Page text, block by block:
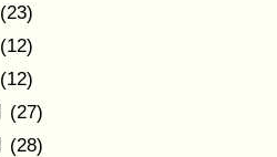
(23)
(12)
(12)
(27)
(28)